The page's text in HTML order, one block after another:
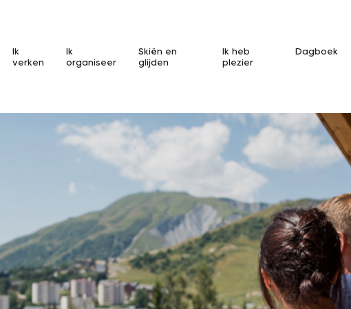
Ik
verken
Ik
organiseer
Skiën en
glijden
Ik heb
plezier
Dagboek